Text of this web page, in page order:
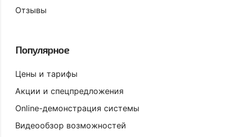
Отзывы
Популярное
Цены и тарифы
Акции и спецпредложения
Online-демонстрация системы
Видеообзор возможностей